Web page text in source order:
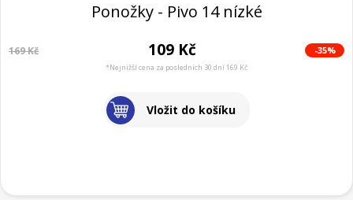
Ponožky - Pivo 14 nízké
169 Kč 109 Kč -35%
*Nejnižší cena za posledních 30 dní 169 Kč
Vložit do košíku